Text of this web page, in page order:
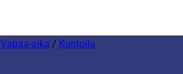
Vapaa-aika / Kuntoilu